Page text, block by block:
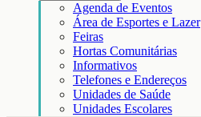
Agenda de Eventos
Área de Esportes e Lazer
Feiras
Hortas Comunitárias
Informativos
Telefones e Endereços
Unidades de Saúde
Unidades Escolares